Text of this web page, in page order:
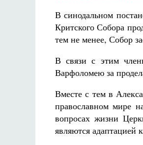
В синодальном
Критского Собора
тем не менее, Собор
В связи с этим
Варфоломею за
Вместе с тем в
православном мире
вопросах жизни
являются адаптацией